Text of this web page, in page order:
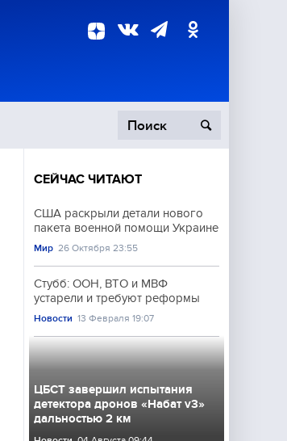
СЕЙЧАС ЧИТАЮТ
США раскрыли детали нового
пакета военной помощи Украине
Мир 26 Октября 23:55
Стубб: ООН, ВТО и МВФ
устарели и требуют реформы
Новости 13 Февраля 19:07
ЦБСТ завершил испытания
детектора дронов «Набат v3»
дальностью 2 км